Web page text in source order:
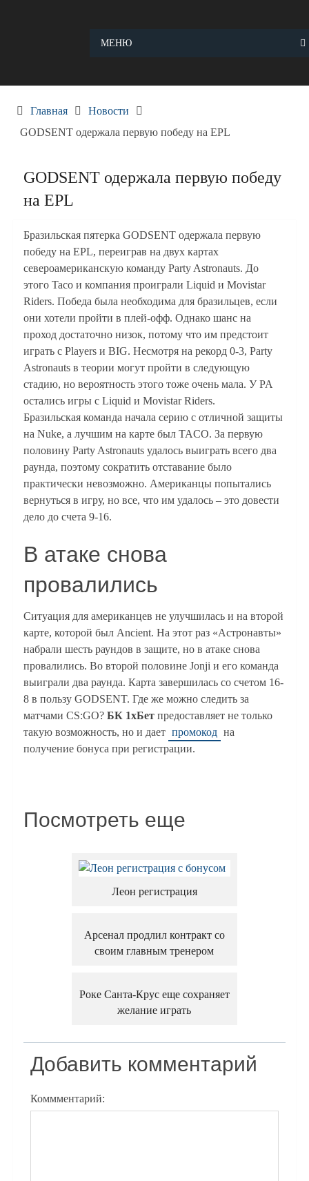
МЕНЮ
Главная
Новости
GODSENT одержала первую победу на EPL
GODSENT одержала первую победу
на EPL
Бразильская пятерка GODSENT одержала первую
победу на EPL, переиграв на двух картах
североамериканскую команду Party Astronauts. До
этого Taco и компания проиграли Liquid и Movistar
Riders. Победа была необходима для бразильцев, если
они хотели пройти в плей-офф. Однако шанс на
проход достаточно низок, потому что им предстоит
играть с Players и BIG. Несмотря на рекорд 0-3, Party
Astronauts в теории могут пройти в следующую
стадию, но вероятность этого тоже очень мала. У PA
остались игры с Liquid и Movistar Riders.
Бразильская команда начала серию с отличной защиты
на Nuke, а лучшим на карте был TACO. За первую
половину Party Astronauts удалось выиграть всего два
раунда, поэтому сократить отставание было
практически невозможно. Американцы попытались
вернуться в игру, но все, что им удалось – это довести
дело до счета 9-16.
В атаке снова
провалились
Ситуация для американцев не улучшилась и на второй
карте, которой был Ancient. На этот раз «Астронавты»
набрали шесть раундов в защите, но в атаке снова
провалились. Во второй половине Jonji и его команда
выиграли два раунда. Карта завершилась со счетом 16-
8 в пользу GODSENT. Где же можно следить за
матчами CS:GO? БК 1хБетпредоставляет не только
такую возможность, но и дает промокод на
получение бонуса при регистрации.
Посмотреть еще
Леон регистрация
Арсенал продлил контракт со
своим главным тренером
Роке Санта-Крус еще сохраняет
желание играть
Добавить комментарий
Коммментарий: